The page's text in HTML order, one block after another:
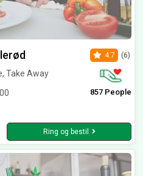
Take Away
4.7 (6)
857 People
Ring og bestil